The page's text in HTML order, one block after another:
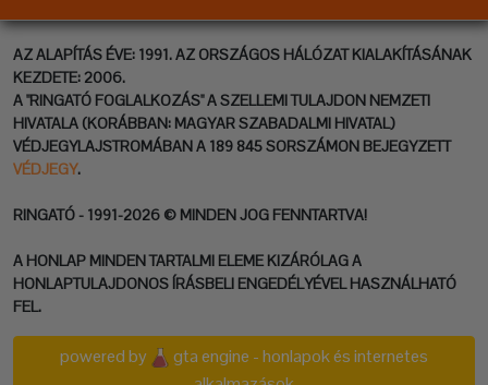
AZ ALAPÍTÁS ÉVE: 1991. AZ ORSZÁGOS HÁLÓZAT KIALAKÍTÁSÁNAK
KEZDETE: 2006.
A "RINGATÓ FOGLALKOZÁS" A SZELLEMI TULAJDON NEMZETI
HIVATALA (KORÁBBAN: MAGYAR SZABADALMI HIVATAL)
VÉDJEGYLAJSTROMÁBAN A 189 845 SORSZÁMON BEJEGYZETT
VÉDJEGY.
RINGATÓ - 1991-2026 © MINDEN JOG FENNTARTVA!
A HONLAP MINDEN TARTALMI ELEME KIZÁRÓLAG A
HONLAPTULAJDONOS ÍRÁSBELI ENGEDÉLYÉVEL HASZNÁLHATÓ
FEL.
powered by
gta engine - honlapok és internetes